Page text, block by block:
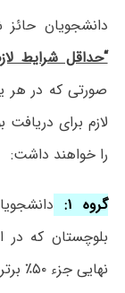
دانشجویان حائز
“حداقل شرایط
صورتی که در هر
لازم برای
را خواهند داشت:
گروه ۱:
نهایی جزء ۵۰٪ برتر رشته خود شوند.